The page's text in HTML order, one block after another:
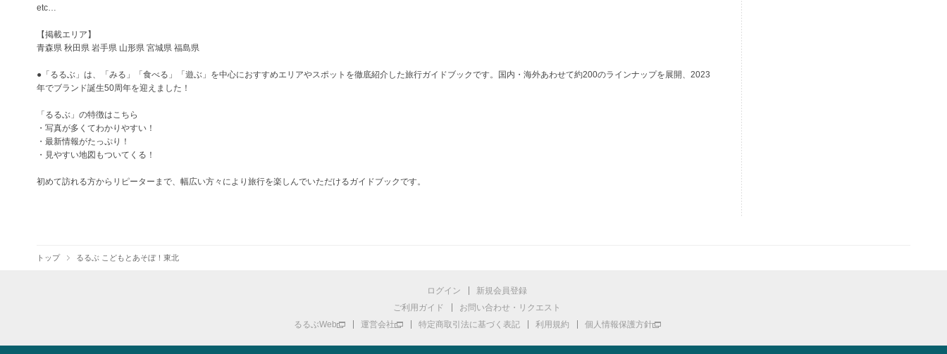
etc…
【掲載エリア】
青森県 秋田県 岩手県 山形県 宮城県 福島県
●「るるぶ」は、「みる」「食べる」「遊ぶ」を中心におすすめエリアやスポットを徹底紹介した旅行ガイドブックです。国内・海外あわせて約200のラインナップを展開、2023
年でブランド誕生50周年を迎えました！
「るるぶ」の特徴はこちら
・写真が多くてわかりやすい！
・最新情報がたっぷり！
・見やすい地図もついてくる！
初めて訪れる方からリピーターまで、幅広い方々により旅行を楽しんでいただけるガイドブックです。
トップ るるぶ こどもとあそぼ！東北
ログイン
新規会員登録
ご利用ガイド
お問い合わせ・リクエスト
るるぶWeb
運営会社 特定商取引法に基づく表記 利用規約 個人情報保護方針